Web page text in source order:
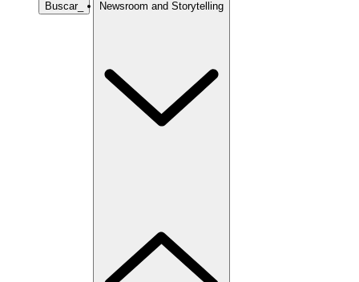
Buscar_ Newsroom and Storytelling